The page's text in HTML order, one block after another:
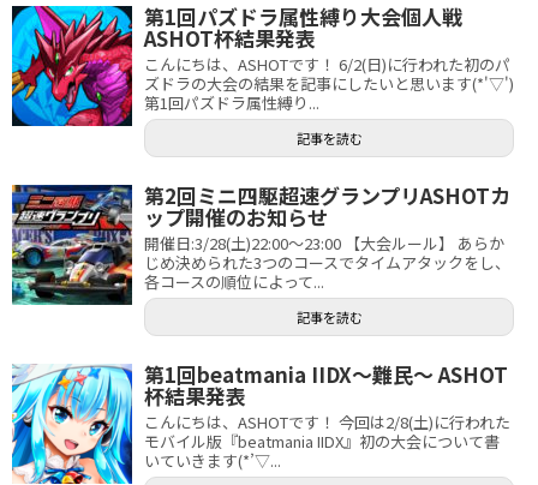
第1回パズドラ属性縛り大会個人戦
ASHOT杯結果発表
こんにちは、ASHOTです！ 6/2(日)に行われた初のパ
ズドラの大会の結果を記事にしたいと思います(*'▽')
第1回パズドラ属性縛り...
記事を読む
第2回ミニ四駆超速グランプリASHOTカ
ップ開催のお知らせ
開催日:3/28(土)22:00～23:00 【大会ルール】 あらか
じめ決められた3つのコースでタイムアタックをし、
各コースの順位によって...
記事を読む
第1回beatmania IIDX～難民～ ASHOT
杯結果発表
こんにちは、ASHOTです！ 今回は2/8(土)に行われた
モバイル版『beatmania IIDX』初の大会について書
いていきます(*’▽...